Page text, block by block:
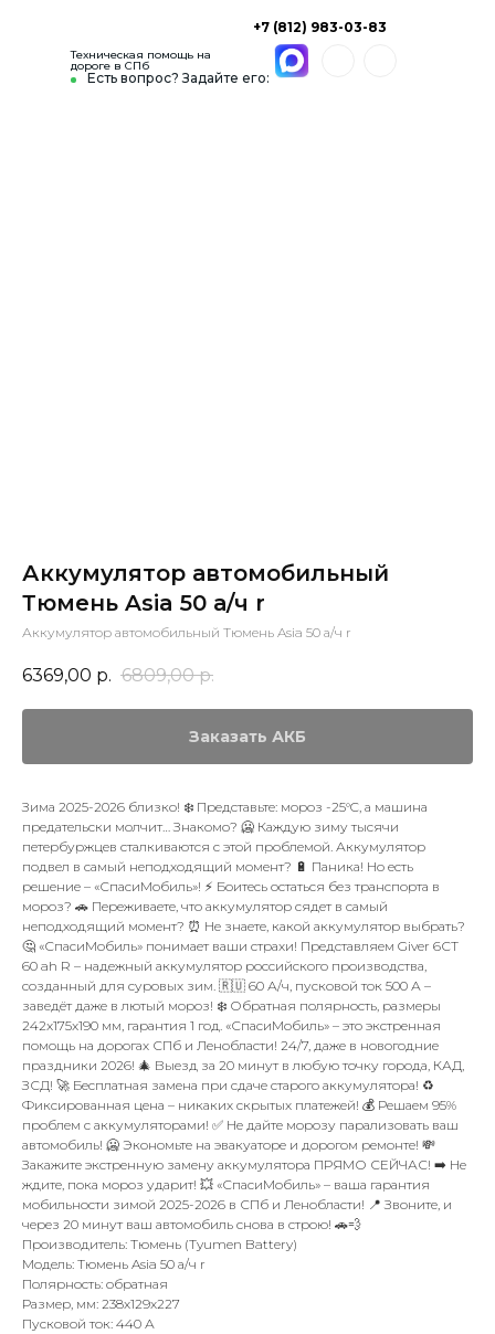
Есть вопрос? Задайте его:
+7 (812) 983-03-83
Техническая помощь на
дороге в СПб
Аккумулятор автомобильный
Тюмень Asia 50 а/ч r
Аккумулятор автомобильный Тюмень Asia 50 а/ч r
6369,00 р. 6809,00 р.
Заказать АКБ
Зима 2025-2026 близко! ❄️ Представьте: мороз -25°C, а машина
предательски молчит… Знакомо? 🥶 Каждую зиму тысячи
петербуржцев сталкиваются с этой проблемой. Аккумулятор
подвел в самый неподходящий момент? 🔋 Паника! Но есть
решение – «СпасиМобиль»! ⚡ Боитесь остаться без транспорта в
мороз? 🚗 Переживаете, что аккумулятор сядет в самый
неподходящий момент? ⏰ Не знаете, какой аккумулятор выбрать?
🤔 «СпасиМобиль» понимает ваши страхи! Представляем Giver 6СТ
60 ah R – надежный аккумулятор российского производства,
созданный для суровых зим. 🇷🇺 60 А/ч, пусковой ток 500 А –
заведёт даже в лютый мороз! ❄️ Обратная полярность, размеры
242x175x190 мм, гарантия 1 год. «СпасиМобиль» – это экстренная
помощь на дорогах СПб и Ленобласти! 24/7, даже в новогодние
праздники 2026! 🎄 Выезд за 20 минут в любую точку города, КАД,
ЗСД! 🚀 Бесплатная замена при сдаче старого аккумулятора! ♻️
Фиксированная цена – никаких скрытых платежей! 💰 Решаем 95%
проблем с аккумуляторами! ✅ Не дайте морозу парализовать ваш
автомобиль! 🥶 Экономьте на эвакуаторе и дорогом ремонте! 💸
Закажите экстренную замену аккумулятора ПРЯМО СЕЙЧАС! ➡️ Не
ждите, пока мороз ударит! 💥 «СпасиМобиль» – ваша гарантия
мобильности зимой 2025-2026 в СПб и Ленобласти! 📍 Звоните, и
через 20 минут ваш автомобиль снова в строю! 🚗💨
Производитель: Тюмень (Tyumen Battery)
Модель: Тюмень Asia 50 а/ч r
Полярность: обратная
Размер, мм: 238x129x227
Пусковой ток: 440 А